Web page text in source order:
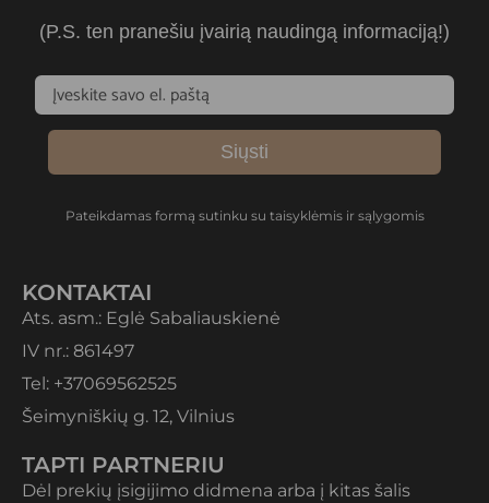
(P.S. ten pranešiu įvairią naudingą informaciją!)
Siųsti
Pateikdamas formą sutinku su taisyklėmis ir sąlygomis
KONTAKTAI
Ats. asm.: Eglė Sabaliauskienė
IV nr.: 861497
Tel: +37069562525
Šeimyniškių g. 12, Vilnius
TAPTI PARTNERIU
Dėl prekių įsigijimo didmena arba į kitas šalis